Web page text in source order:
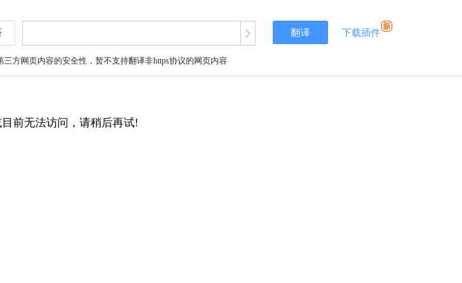
翻译 下载插件
方网页内容的安全性，暂不支持翻译非https协议的网页内容